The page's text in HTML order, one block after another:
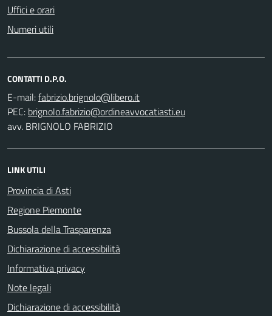
Uffici e orari
Numeri utili
CONTATTI D.P.O.
E-mail:
PEC:
avv. BRIGNOLO FABRIZIO
LINK UTILI
Provincia di Asti
Regione Piemonte
Bussola della Trasparenza
Dichiarazione di accessibilità
Informativa privacy
Note legali
Dichiarazione di accessibilità